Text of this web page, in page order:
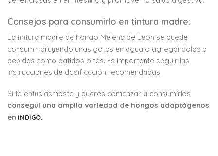
Consejos para consumirlo en tintura madre:
La tintura madre de hongo Melena de León se puede
consumir diluyendo unas gotas en agua o agregándolas a
bebidas como batidos o tés. Es importante seguir las
instrucciones de dosificación recomendadas.
Si te entusiasmaste y queres comenzar a consumirlos
conseguí una amplia variedad de hongos adaptógenos
en INDIGO.